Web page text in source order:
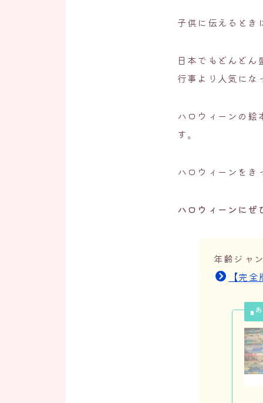
子供に伝えるとき
日本でもどんど
行事より人気にな
ハロウィーンの
す。
ハロウィーンを
ハロウィーンにぜ
年齢ジャ
【完